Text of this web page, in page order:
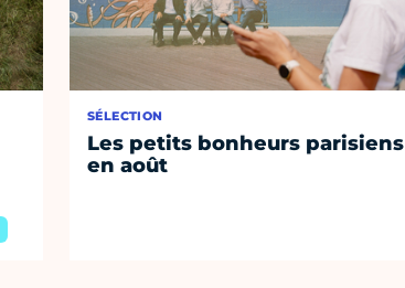
SÉLECTION
Les petits bonheurs parisiens
en août